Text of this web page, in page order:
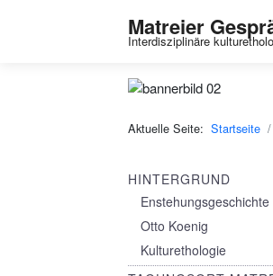
Matreier
Interdisziplinäre
Aktuelle Seite: Startseite
HINTERGRUND
Enstehungsgeschichte
Otto Koenig
Kulturethologie